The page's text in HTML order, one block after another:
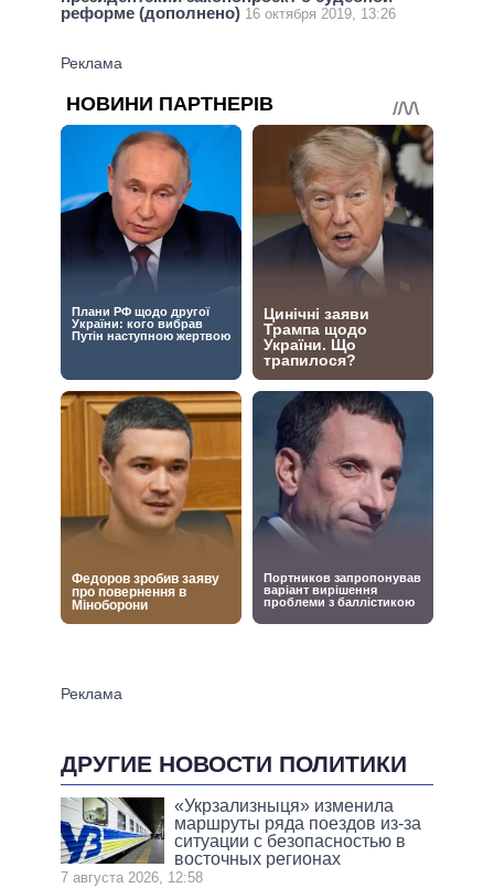
реформе (дополнено) 16 октября 2019, 13:26
ДРУГИЕ НОВОСТИ ПОЛИТИКИ
«Укрзализныця» изменила
маршруты ряда поездов из-за
ситуации с безопасностью в
восточных регионах
7 августа 2026, 12:58